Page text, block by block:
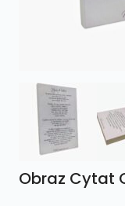
Obraz Cytat